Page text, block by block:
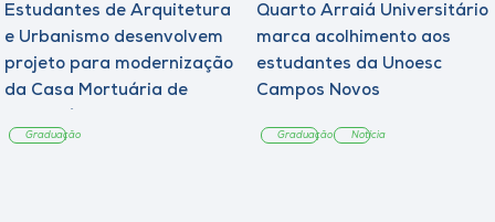
Estudantes de Arquitetura
e Urbanismo desenvolvem
projeto para modernização
da Casa Mortuária de
Graduação
Quarto Arraiá Universitário
marca acolhimento aos
estudantes da Unoesc
Campos Novos
Graduação Notícia